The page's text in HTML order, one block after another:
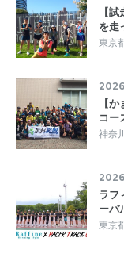
【
を走
東京
【
コー
神奈
ラフ
ーバ
東京